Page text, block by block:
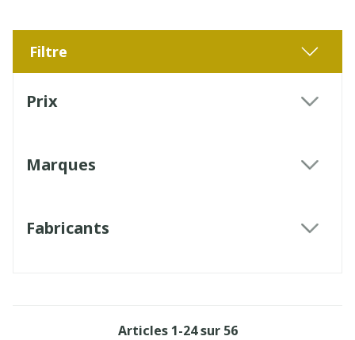
Filtre
Prix
Marques
Fabricants
Articles 1-24sur 56